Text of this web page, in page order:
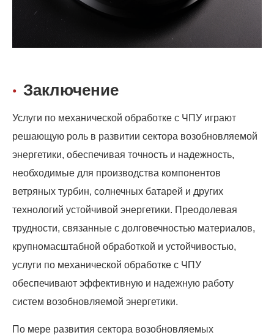
Заключение
Услуги по механической обработке с ЧПУ играют
решающую роль в развитии сектора возобновляемой
энергетики, обеспечивая точность и надежность,
необходимые для производства компонентов
ветряных турбин, солнечных батарей и других
технологий устойчивой энергетики. Преодолевая
трудности, связанные с долговечностью материалов,
крупномасштабной обработкой и устойчивостью,
услуги по механической обработке с ЧПУ
обеспечивают эффективную и надежную работу
систем возобновляемой энергетики.
По мере развития сектора возобновляемых